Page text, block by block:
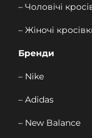
– Чоловічі
– Жіночі
Бренди
– Nike
– Adidas
– New Balance